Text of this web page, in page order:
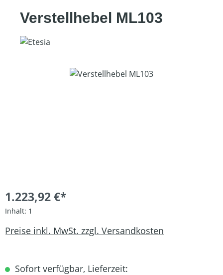
Verstellhebel ML103
Bildergalerie überspringen
1.223,92 €*
Inhalt: 1
Preise inkl. MwSt. zzgl. Versandkosten
Sofort verfügbar, Lieferzeit: